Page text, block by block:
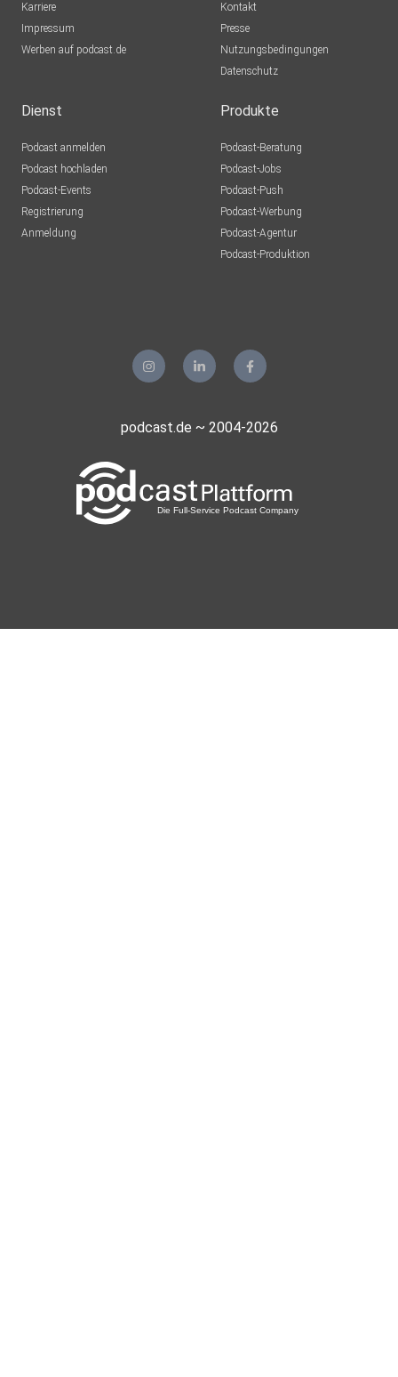
Karriere
Impressum
Werben auf podcast.de
Kontakt
Presse
Nutzungsbedingungen
Datenschutz
Dienst
Podcast anmelden
Podcast hochladen
Podcast-Events
Registrierung
Anmeldung
Produkte
Podcast-Beratung
Podcast-Jobs
Podcast-Push
Podcast-Werbung
Podcast-Agentur
Podcast-Produktion
podcast.de ~ 2004-2026